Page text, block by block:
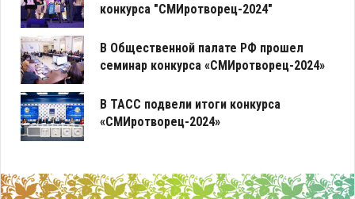
конкурса "СМИротворец-2024"
В Общественной палате РФ прошел
семинар конкурса «СМИротворец-2024»
В ТАСС подвели итоги конкурса
«СМИротворец-2024»